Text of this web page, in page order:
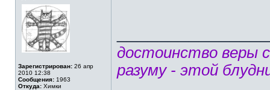
Зарегистрирован: 26 апр
2010 12:38
Сообщения: 1963
Откуда: Химки
достоинство веры
разуму - этой